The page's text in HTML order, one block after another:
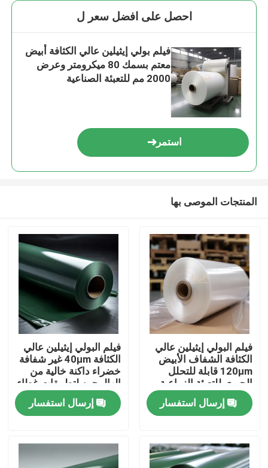
منزل
أشرطة فيديو
احصل على افضل سعر ل
فيلم بولي إيثيلين عالي الكثافة أبيض
معتم بسمك 80 ميكرومتر وعرض
2000 مم للتعبئة الصناعية
استمر
المنتجات الموصى بها
فيلم البولي إيثيلين عالي
الكثافة الشفاف الأبيض
120μm قابلة للتحلل
الحيوي للتعبئة الزراعية
والصناعية
إرسال استفسار
فيلم البولي إيثيلين عالي
الكثافة 40μm غير شفافة
خضراء داكنة خالية من
الهالوجين لتطبيقات غطاء
الإطلاق
إرسال استفسار